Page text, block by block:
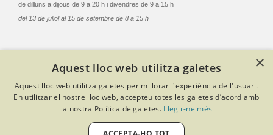
de dilluns a dijous de 9 a 20 h i divendres de 9 a 15 h
del 13 de juliol al 15 de setembre de 8 a 15 h
© Col·legi Oficial Infermeres i Infermers de Barcelona
Criteris de privacitat
Política de cookies
Avís legal
Política de protecció de dades
Política de qualitat
Desenvolupat amb Softeng Portal Builder
×
Aquest lloc web utilitza galetes
Aquest lloc web utilitza galetes per millorar l'experiència de l'usuari.
En utilitzar el nostre lloc web, accepteu totes les galetes d’acord amb
la nostra Política de galetes. Llegir-ne més